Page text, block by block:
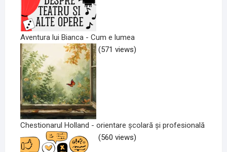
Aventura lui Bianca - Cum e lumea
(571 views)
Chestionarul Holland - orientare școlară și profesională
(560 views)